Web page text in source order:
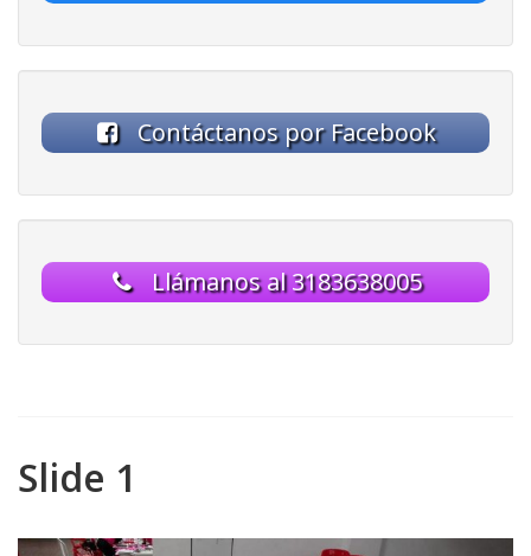
Contáctanos por Facebook
Llámanos al 3183638005
Slide 1